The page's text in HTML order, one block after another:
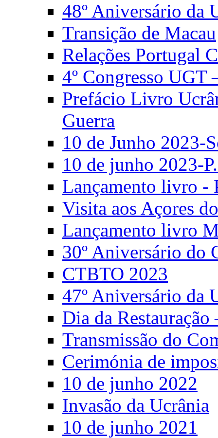
48º Aniversário da
Transição de Macau
Relações Portugal
4º Congresso UGT
Prefácio Livro
Guerra
10 de Junho 2023-
10 de junho 2023-
Lançamento livro -
Visita aos Açores
Lançamento livro
30º Aniversário do
CTBTO 2023
47º Aniversário da
Dia da
Transmissão do
Cerimónia de
10 de junho 2022
Invasão da Ucrânia
10 de junho 2021